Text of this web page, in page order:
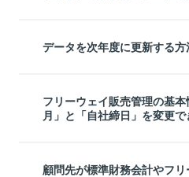
データを次年度に更新する方
フリーウェイ販売管理の基
月」と「自社締日」を変更で
顧問先が標準財務会計やフ